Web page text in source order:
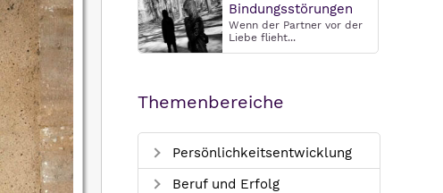
Bindungsstörungen
Wenn der Partner vor der
Liebe flieht...
Themenbereiche
Persönlichkeitsentwicklung
Beruf und Erfolg